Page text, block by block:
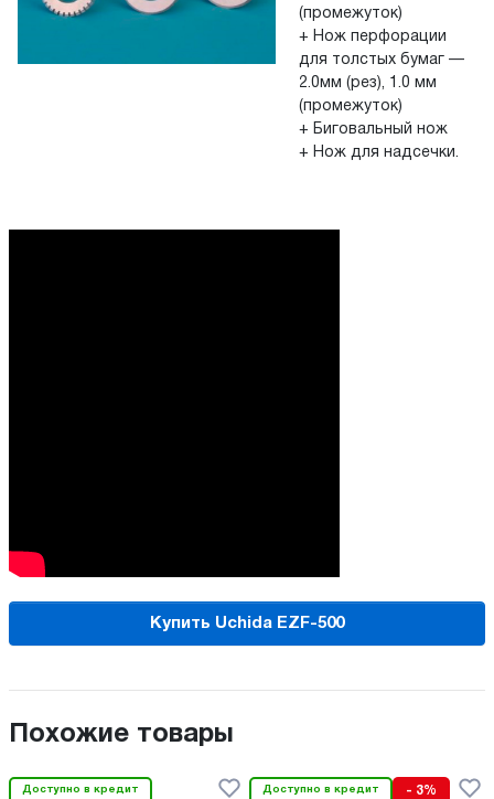
(промежуток)
+ Нож перфорации
для толстых бумаг —
2.0мм (рез), 1.0 мм
(промежуток)
+ Биговальный нож
+ Нож для надсечки.
Купить Uchida EZF-500
Похожие товары
Доступно в кредит Доступно в кредит - 3%